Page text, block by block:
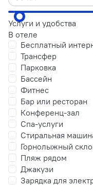
Услуги и удобства
В отеле
Бесплатный
Трансфер
Парковка
Бассейн
Фитнес
Бар или ресторан
Конференц-зал
Спа-услуги
Стиральная
Горнолыжный
Пляж рядом
Джакузи
Зарядка для